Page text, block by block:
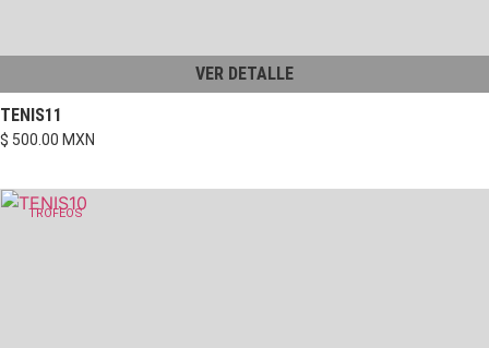
VER DETALLE
TENIS11
$ 500.00 MXN
TROFEOS